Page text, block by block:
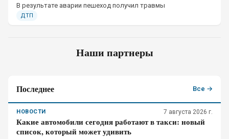
В результате аварии пешеход получил травмы
ДТП
Наши партнеры
Последнее Все →
НОВОСТИ 7 августа 2026 г.
Какие автомобили сегодня работают в такси: новый
список, который может удивить